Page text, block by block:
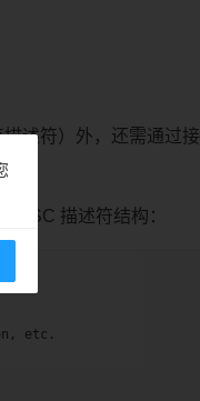
述符）外，还需通过接
据。
MSC 描述符结构：
etc.